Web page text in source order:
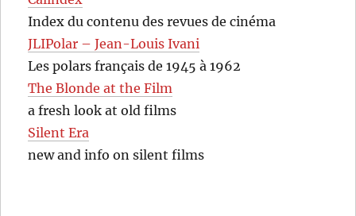
Index du contenu des revues de cinéma
JLIPolar – Jean-Louis Ivani
Les polars français de 1945 à 1962
The Blonde at the Film
a fresh look at old films
Silent Era
new and info on silent films